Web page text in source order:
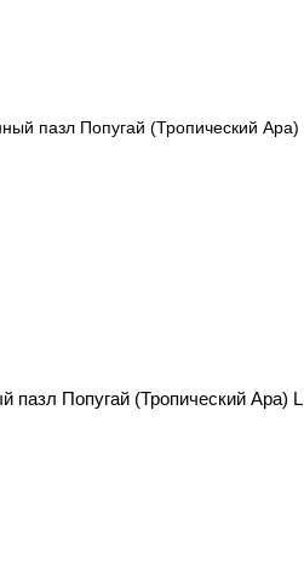
пазл Попугай (Тропический Ара) L